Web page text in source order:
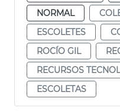
NORMAL
ESCOLETES
ROCÍO GIL
RECURSOS
ESCOLETAS